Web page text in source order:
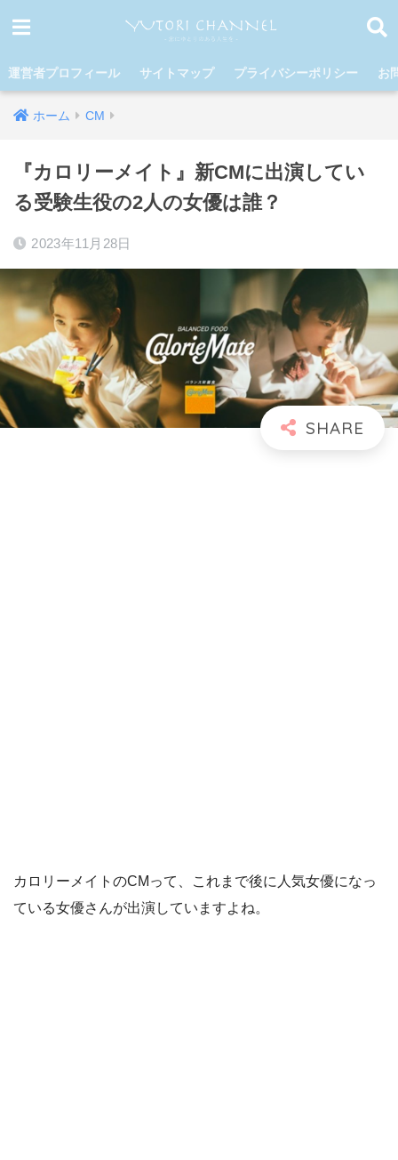
運営者プロフィール サイトマップ プライバシーポリシー お
ホーム CM
『カロリーメイト』新CMに出演してい
る受験生役の2人の女優は誰？
2023年11月28日
カロリーメイトのCMって、これまで後に人気女優になっ
ている女優さんが出演していますよね。